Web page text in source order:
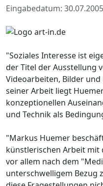
Eingabedatum: 30.07.2005
"Soziales Interesse ist
der Titel der Ausstellung
Videoarbeiten, Bilder
seiner Arbeit liegt
konzeptionellen
und Technik als
"Markus Huemer
künstlerischen Arbeit mit
vor allem nach dem
unterschwelligem Bezug